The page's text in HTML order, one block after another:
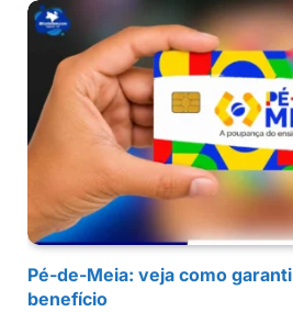
Pé-de-Meia: veja como
benefício